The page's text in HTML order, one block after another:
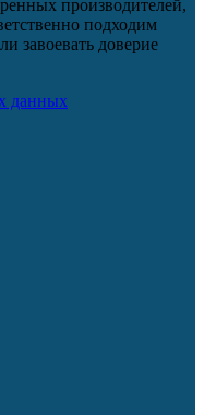
производителей,
подходим
завоевать доверие
данных